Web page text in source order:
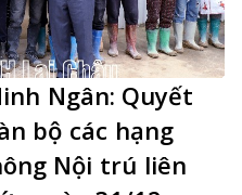
Ngân: Quyết
bộ các hạng
Nội trú liên